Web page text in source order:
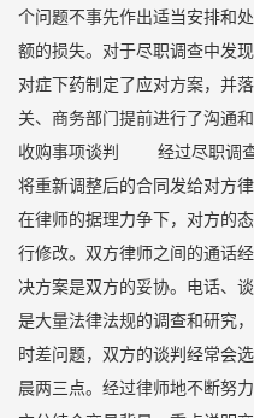
个问题不事先作出适当安排和
额的损失。对于尽职调查中发
对症下药制定了应对方案，并
关、商务部门提前进行了沟通
收购事项谈判 经过尽职调查
将重新调整后的合同发给对方
在律师的据理力争下，对方的
行修改。双方律师之间的通话
决方案是双方的妥协。电话、
是大量法律法规的调查和研究
时差问题，双方的谈判经常会
晨两三点。经过律师地不断努